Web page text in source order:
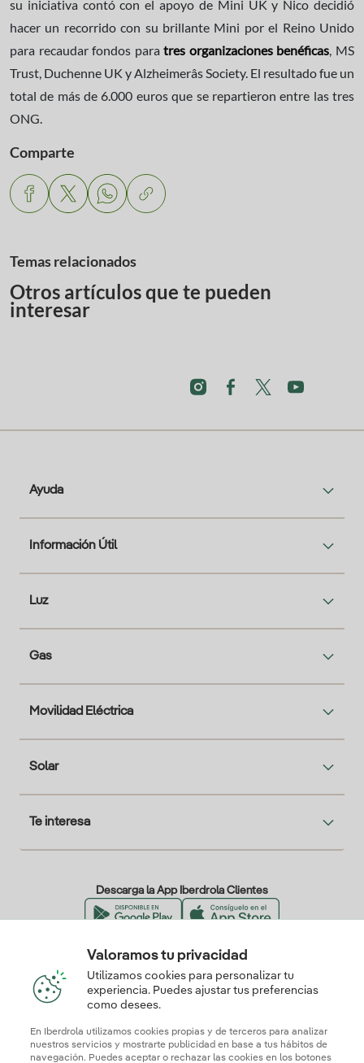
su iniciativa contó con el apoyo de Mini UK y Nico decidió
hacer un recorrido con su brillante Mini por el Reino Unido
para recaudar fondos paratres organizaciones benéficas, MS
Trust, Duchenne UK y Alzheimerâs Society. El resultado fue un
total de más de 6.000 euros que se repartieron entre las tres
ONG.
Comparte
Temas relacionados
Otros artículos que te pueden
interesar
Ayuda
Información Útil
Luz
Gas
Movilidad Eléctrica
Solar
Te interesa
Descarga la App Iberdrola Clientes
Nuestros certificados de confianza
Valoramos tu privacidad
Utilizamos cookies para personalizar tu
experiencia. Puedes ajustar tus preferencias
como desees.
En Iberdrola utilizamos cookies propias y de terceros para analizar
nuestros servicios y mostrarte publicidad en base a tus hábitos de
navegación. Puedes aceptar o rechazar las cookies en los botones